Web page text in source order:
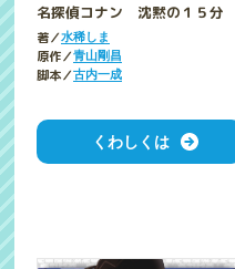
名探偵コナン 沈黙の１５分
著／水稀しま
原作／青山剛昌
脚本／古内一成
くわしくは